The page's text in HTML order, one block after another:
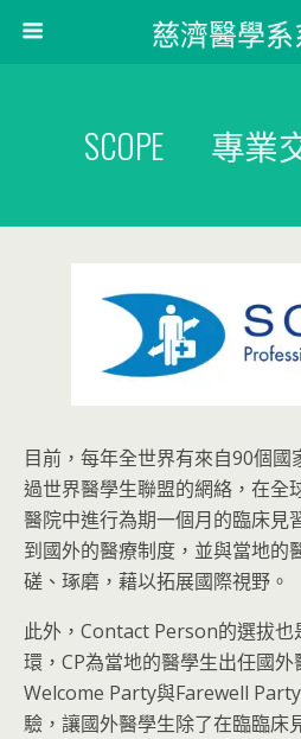
慈濟醫學
SCOPE 專業
目前，每年全世界有來⾃90個
過世界醫學生聯盟的網絡，在全
醫院中進⾏為期⼀個月的臨床⾒
到國外的醫療制度，並與當地的
磋、琢磨，藉以拓展國際視野。
此外，Contact Person的選拔也
環，CP為當地的醫學⽣出任國
Welcome Party與Farewell
驗，讓國外醫學⽣除了在臨臨床